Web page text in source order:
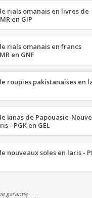
rials omanais en livres de
en GIP
rials omanais en francs
en GNF
roupies pakistanaises en
kinas de Papouasie-
- PGK en GEL
nouveaux soles en laris -
garantie